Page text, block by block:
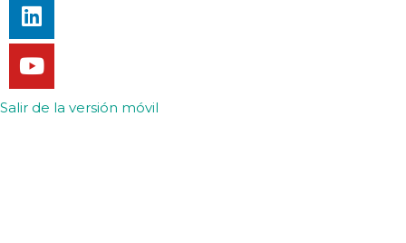
Salir de la versión móvil